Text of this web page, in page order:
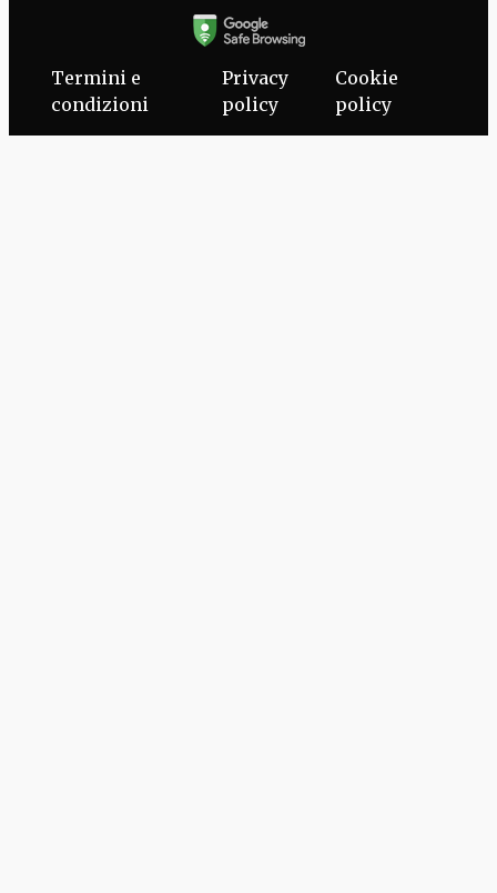
Termini e
condizioni
Privacy
policy
Cookie
policy